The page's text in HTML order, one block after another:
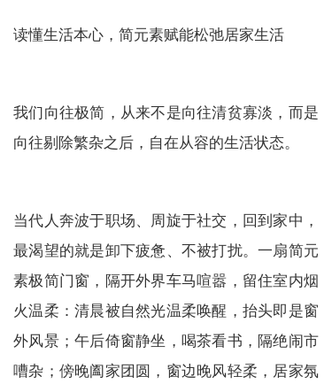
读懂生活本心，简元素赋能松弛居家生活
我们向往极简，从来不是向往清贫寡淡，而是
向往剔除繁杂之后，自在从容的生活状态。
当代人奔波于职场、周旋于社交，回到家中，
最渴望的就是卸下疲惫、不被打扰。一扇简元
素极简门窗，隔开外界车马喧嚣，留住室内烟
火温柔：清晨被自然光温柔唤醒，抬头即是窗
外风景；午后倚窗静坐，喝茶看书，隔绝闹市
嘈杂；傍晚阖家团圆，窗边晚风轻柔，居家氛